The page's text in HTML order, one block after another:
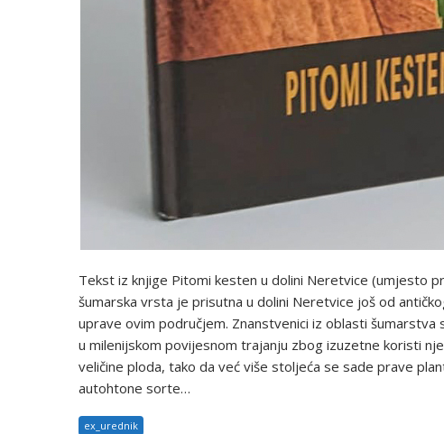
Tekst iz knjige Pitomi kesten u dolini Neretvice (umjesto
šumarska vrsta je prisutna u dolini Neretvice još od
uprave ovim područjem. Znanstvenici iz oblasti
u milenijskom povijesnom trajanju zbog izuzetne koristi
veličine ploda, tako da već više stoljeća se sade prave
autohtone sorte…
ex_urednik